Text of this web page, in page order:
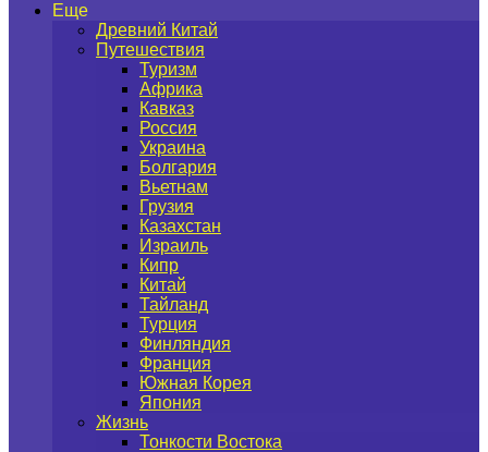
Еще
Древний Китай
Путешествия
Туризм
Африка
Кавказ
Россия
Украина
Болгария
Вьетнам
Грузия
Казахстан
Израиль
Кипр
Китай
Тайланд
Турция
Финляндия
Франция
Южная Корея
Япония
Жизнь
Тонкости Востока